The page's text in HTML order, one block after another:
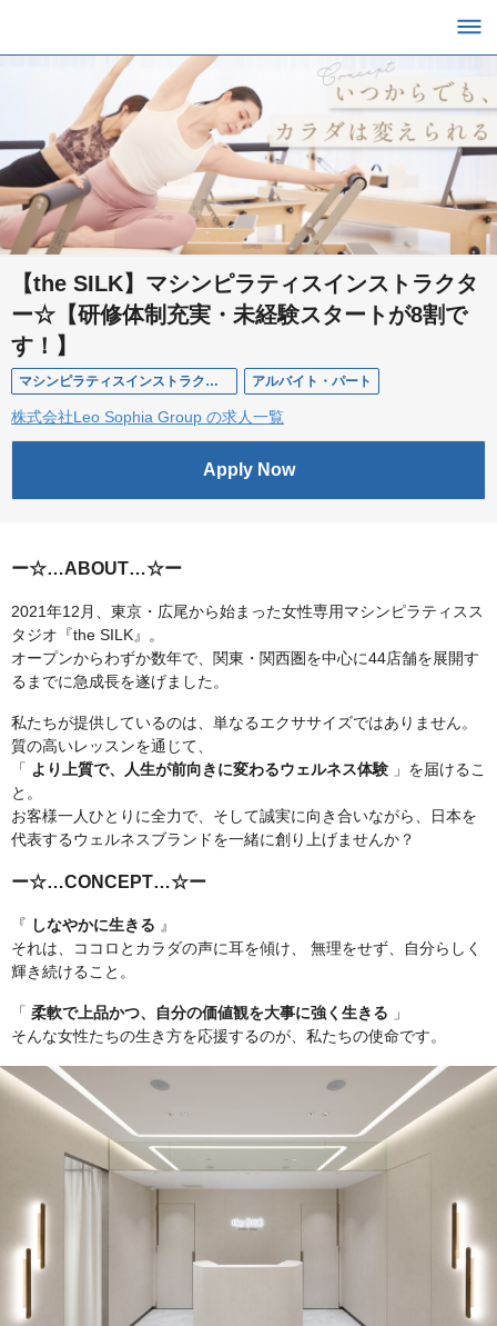
【the SILK】マシンピラティスインストラクタ
ー☆【研修体制充実・未経験スタートが8割で
す！】
マシンピラティスインストラクター（アルバイト） アルバイト・パート
株式会社Leo Sophia Group の求人一覧
Apply Now
ー☆…ABOUT…☆ー
2021年12月、東京・広尾から始まった女性専用マシンピラティスス
タジオ『the SILK』。
オープンからわずか数年で、関東・関西圏を中心に44店舗を展開す
るまでに急成長を遂げました。
私たちが提供しているのは、単なるエクササイズではありません。
質の高いレッスンを通じて、
「 より上質で、人生が前向きに変わるウェルネス体験 」を届けるこ
と。
お客様一人ひとりに全力で、そして誠実に向き合いながら、日本を
代表するウェルネスブランドを一緒に創り上げませんか？
ー☆…CONCEPT…☆ー
『 しなやかに生きる 』
それは、ココロとカラダの声に耳を傾け、 無理をせず、自分らしく
輝き続けること。
「 柔軟で上品かつ、自分の価値観を大事に強く生きる 」
そんな女性たちの生き方を応援するのが、私たちの使命です。